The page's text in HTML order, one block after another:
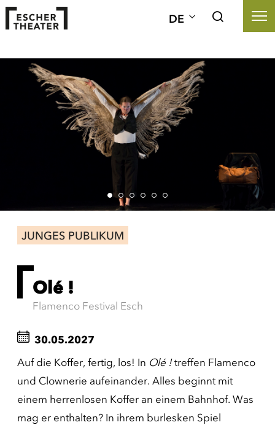
DE
JUNGES PUBLIKUM
Olé !
Flamenco Festival Esch
30.05.2027
Auf die Koffer, fertig, los! In Olé !treffen Flamenco
und Clownerie aufeinander. Alles beginnt mit
einem herrenlosen Koffer an einem Bahnhof. Was
mag er enthalten? In ihrem burlesken Spiel